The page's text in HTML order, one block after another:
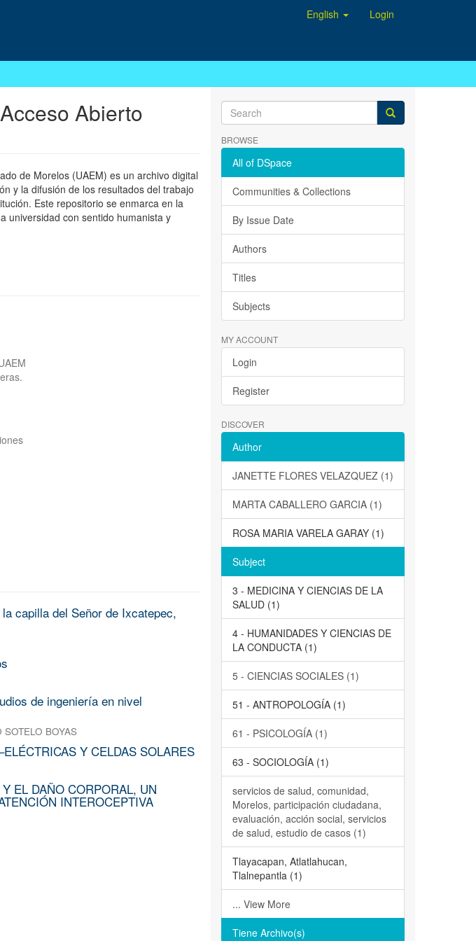
English Login
Abierto
de Morelos (UAEM) es un archivo digital
y la difusión de los resultados del trabajo
Este repositorio se enmarca en la
universidad con sentido humanista y
capilla del Señor de Ixcatepec,
de ingeniería en nivel
SOTELO BOYAS
Y CELDAS SOLARES
EL DAÑO CORPORAL, UN
INTEROCEPTIVA
BROWSE
All of DSpace
Communities & Collections
By Issue Date
Authors
Titles
Subjects
MY ACCOUNT
Login
Register
DISCOVER
Author
JANETTE FLORES VELAZQUEZ (1)
MARTA CABALLERO GARCIA (1)
ROSA MARIA VARELA GARAY (1)
Subject
3 - MEDICINA Y CIENCIAS DE LA
SALUD (1)
4 - HUMANIDADES Y CIENCIAS DE
LA CONDUCTA (1)
5 - CIENCIAS SOCIALES (1)
51 - ANTROPOLOGÍA (1)
61 - PSICOLOGÍA (1)
63 - SOCIOLOGÍA (1)
servicios de salud, comunidad,
Morelos, participación ciudadana,
evaluación, acción social, servicios
de salud, estudio de casos (1)
Tlayacapan, Atlatlahucan,
Tlalnepantla (1)
... View More
Tiene Archivo(s)